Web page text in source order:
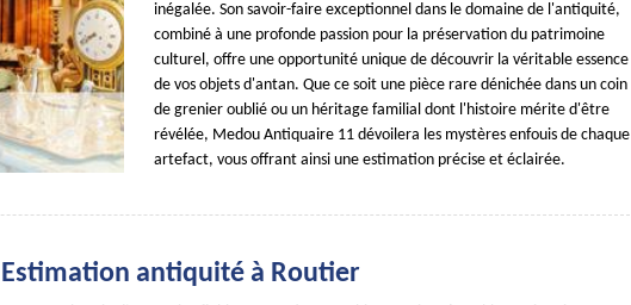
inégalée. Son savoir-faire exceptionnel dans le domaine de l'antiquité,
combiné à une profonde passion pour la préservation du patrimoine
culturel, offre une opportunité unique de découvrir la véritable essence
de vos objets d'antan. Que ce soit une pièce rare dénichée dans un coin
de grenier oublié ou un héritage familial dont l'histoire mérite d'être
révélée, Medou Antiquaire 11 dévoilera les mystères enfouis de chaque
artefact, vous offrant ainsi une estimation précise et éclairée.
Estimation antiquité à Routier